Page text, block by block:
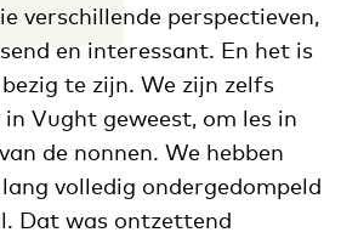
verschillende perspectieven,
en interessant. En het is
te zijn. We zijn zelfs
Vught geweest, om les in
de nonnen. We hebben
volledig ondergedompeld
Dat was ontzettend